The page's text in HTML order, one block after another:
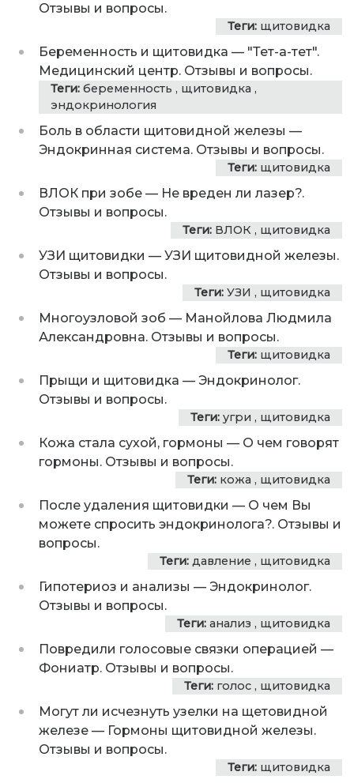
Отзывы и вопросы.
Теги: щитовидка
Беременность и щитовидка — "Тет-а-тет".
Медицинский центр. Отзывы и вопросы.
Теги: беременность , щитовидка ,
эндокринология
Боль в области щитовидной железы —
Эндокринная система. Отзывы и вопросы.
Теги: щитовидка
ВЛОК при зобе — Не вреден ли лазер?.
Отзывы и вопросы.
Теги: ВЛОК , щитовидка
УЗИ щитовидки — УЗИ щитовидной железы.
Отзывы и вопросы.
Теги: УЗИ , щитовидка
Многоузловой зоб — Манойлова Людмила
Александровна. Отзывы и вопросы.
Теги: щитовидка
Прыщи и щитовидка — Эндокринолог.
Отзывы и вопросы.
Теги: угри , щитовидка
Кожа стала сухой, гормоны — О чем говорят
гормоны. Отзывы и вопросы.
Теги: кожа , щитовидка
После удаления щитовидки — О чем Вы
можете спросить эндокринолога?. Отзывы и
вопросы.
Теги: давление , щитовидка
Гипотериоз и анализы — Эндокринолог.
Отзывы и вопросы.
Теги: анализ , щитовидка
Повредили голосовые связки операцией —
Фониатр. Отзывы и вопросы.
Теги: голос , щитовидка
Могут ли исчезнуть узелки на щетовидной
железе — Гормоны щитовидной железы.
Отзывы и вопросы.
Теги: щитовидка